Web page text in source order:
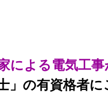
による電気工
」の有資格者